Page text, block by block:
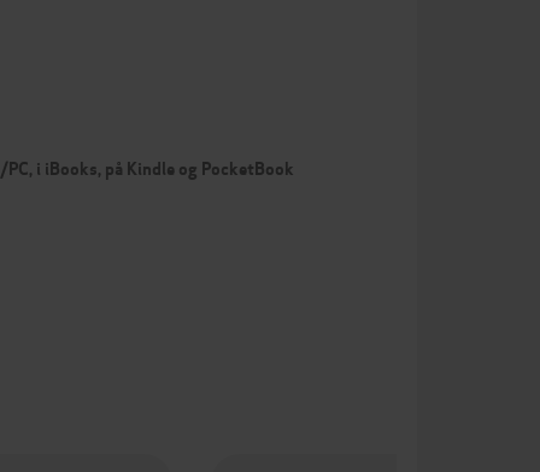
i iBooks, på Kindle og PocketBook